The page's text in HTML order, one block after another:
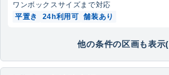
ワンボックスサイズまで対応
平置き
24h利用可 舗装あり
他の条件の区画も表示